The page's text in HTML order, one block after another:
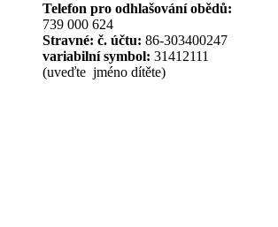
Telefon pro odhlašování obědů:
739 000 624
Stravné: č. účtu: 86-303400247
variabilní symbol: 31412111
(uveďte jméno dítěte)